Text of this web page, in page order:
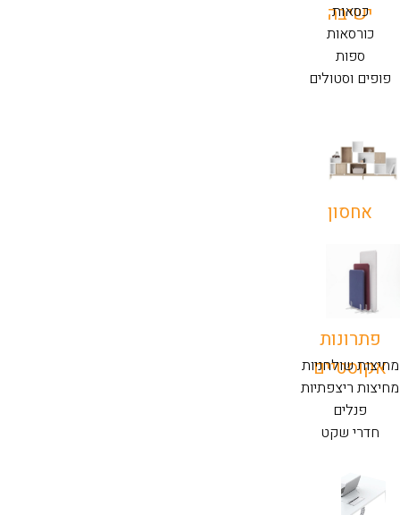
ישיבה
כסאות
כורסאות
ספות
פופים וסטולים
אחסון
פתרונות
אקוסטיים
מחיצות שולחניות
מחיצות ריצפתיות
פנלים
חדרי שקט